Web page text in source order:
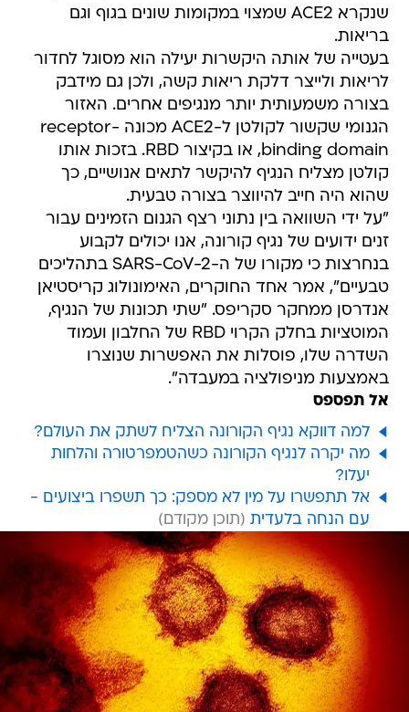
שנקרא ACE2 שמצוי במקומות שונים בגוף וגם
בריאות.
בעטייה של אותה היקשרות יעילה הוא מסוגל לחדור
לריאות ולייצר דלקת ריאות קשה, ולכן גם מידבק
בצורה משמעותית יותר מנגיפים אחרים. האזור
הגנומי שקשור לקולטן ל-ACE2 מכונה receptor-
binding domain, או בקיצור RBD. בזכות אותו
קולטן מצליח הנגיף להיקשר לתאים אנושיים, כך
שהוא היה חייב להיווצר בצורה טבעית.
"על ידי השוואה בין נתוני רצף הגנום הזמינים עבור
זנים ידועים של נגיף קורונה, אנו יכולים לקבוע
בנחרצות כי מקורו של ה-SARS-CoV-2 בתהליכים
טבעיים", אמר אחד החוקרים, האימונולוג קריסטיאן
אנדרסן ממחקר סקריפס. "שתי תכונות של הנגיף,
המוטציות בחלק הקרוי RBD של החלבון ועמוד
השדרה שלו, פוסלות את האפשרות שנוצרו
באמצעות מניפולציה במעבדה".
אל תפספס
למה דווקא נגיף הקורונה הצליח לשתק את העולם?
מה יקרה לנגיף הקורונה כשהטמפרטורה והלחות
יעלו?
אל תתפשרו על מין לא מספק: כך תשפרו ביצועים -
עם הנחה בלעדית